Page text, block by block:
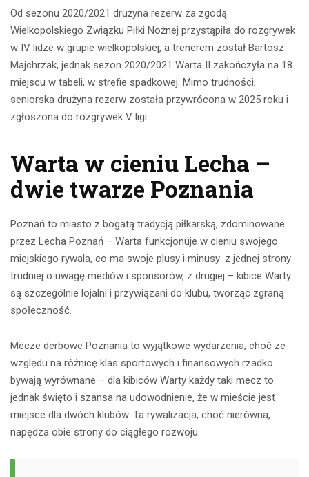
Od sezonu 2020/2021 drużyna rezerw za zgodą
Wielkopolskiego Związku Piłki Nożnej przystąpiła do rozgrywek
w IV lidze w grupie wielkopolskiej, a trenerem został Bartosz
Majchrzak, jednak sezon 2020/2021 Warta II zakończyła na 18.
miejscu w tabeli, w strefie spadkowej. Mimo trudności,
seniorska drużyna rezerw została przywrócona w 2025 roku i
zgłoszona do rozgrywek V ligi.
Warta w cieniu Lecha –
dwie twarze Poznania
Poznań to miasto z bogatą tradycją piłkarską, zdominowane
przez Lecha Poznań – Warta funkcjonuje w cieniu swojego
miejskiego rywala, co ma swoje plusy i minusy: z jednej strony
trudniej o uwagę mediów i sponsorów, z drugiej – kibice Warty
są szczególnie lojalni i przywiązani do klubu, tworząc zgraną
społeczność.
Mecze derbowe Poznania to wyjątkowe wydarzenia, choć ze
względu na różnicę klas sportowych i finansowych rzadko
bywają wyrównane – dla kibiców Warty każdy taki mecz to
jednak święto i szansa na udowodnienie, że w mieście jest
miejsce dla dwóch klubów. Ta rywalizacja, choć nierówna,
napędza obie strony do ciągłego rozwoju.